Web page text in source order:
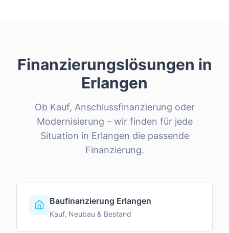
Finanzierungslösungen in
Erlangen
Ob Kauf, Anschlussfinanzierung oder
Modernisierung – wir finden für jede
Situation in Erlangen die passende
Finanzierung.
Baufinanzierung Erlangen
Kauf, Neubau & Bestand